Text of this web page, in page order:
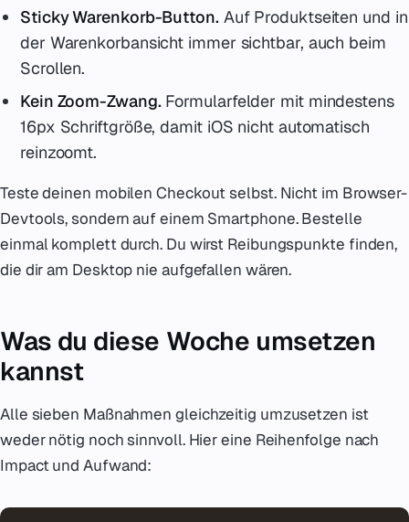
Sticky Warenkorb-Button. Auf Produktseiten und in
der Warenkorbansicht immer sichtbar, auch beim
Scrollen.
Kein Zoom-Zwang. Formularfelder mit mindestens
16px Schriftgröße, damit iOS nicht automatisch
reinzoomt.
Teste deinen mobilen Checkout selbst. Nicht im Browser-
Devtools, sondern auf einem Smartphone. Bestelle
einmal komplett durch. Du wirst Reibungspunkte finden,
die dir am Desktop nie aufgefallen wären.
Was du diese Woche umsetzen
kannst
Alle sieben Maßnahmen gleichzeitig umzusetzen ist
weder nötig noch sinnvoll. Hier eine Reihenfolge nach
Impact und Aufwand: